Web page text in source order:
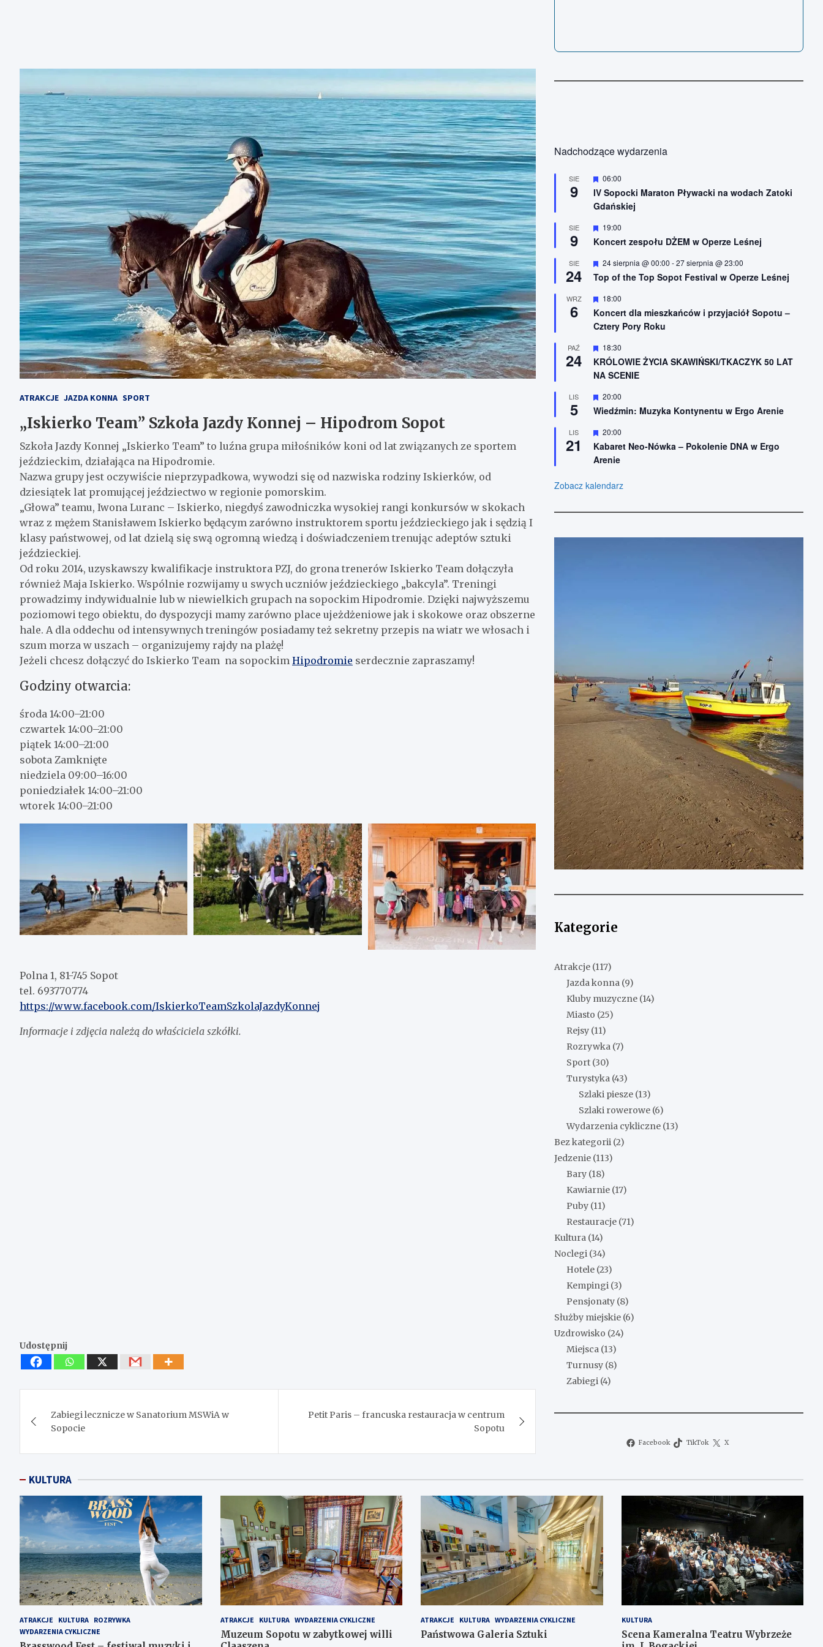
ATRAKCJE JAZDA KONNA SPORT
„Iskierko Team” Szkoła Jazdy Konnej – Hipodrom Sopot
Szkoła Jazdy Konnej „Iskierko Team” to luźna grupa miłośników koni od lat związanych ze sportem
jeździeckim, działająca na Hipodromie.
Nazwa grupy jest oczywiście nieprzypadkowa, wywodzi się od nazwiska rodziny Iskierków, od
dziesiątek lat promującej jeździectwo w regionie pomorskim.
„Głowa” teamu, Iwona Luranc – Iskierko, niegdyś zawodniczka wysokiej rangi konkursów w skokach
wraz z mężem Stanisławem Iskierko będącym zarówno instruktorem sportu jeździeckiego jak i sędzią I
klasy państwowej, od lat dzielą się swą ogromną wiedzą i doświadczeniem trenując adeptów sztuki
jeździeckiej.
Od roku 2014, uzyskawszy kwalifikacje instruktora PZJ, do grona trenerów Iskierko Team dołączyła
również Maja Iskierko. Wspólnie rozwijamy u swych uczniów jeździeckiego „bakcyla”. Treningi
prowadzimy indywidualnie lub w niewielkich grupach na sopockim Hipodromie. Dzięki najwyższemu
poziomowi tego obiektu, do dyspozycji mamy zarówno place ujeżdżeniowe jak i skokowe oraz obszerne
hale. A dla oddechu od intensywnych treningów posiadamy też sekretny przepis na wiatr we włosach i
szum morza w uszach – organizujemy rajdy na plażę!
Jeżeli chcesz dołączyć do Iskierko Team na sopockim Hipodromie serdecznie zapraszamy!
Godziny otwarcia:
środa 14:00–21:00
czwartek 14:00–21:00
piątek 14:00–21:00
sobota Zamknięte
niedziela 09:00–16:00
poniedziałek 14:00–21:00
wtorek 14:00–21:00
Polna 1, 81-745 Sopot
tel. 693770774
https://www.facebook.com/IskierkoTeamSzkolaJazdyKonnej
Informacje i zdjęcia należą do właściciela szkółki.
Udostępnij
wpisu
Zabiegi lecznicze w Sanatorium MSWiA w
Sopocie
Petit Paris – francuska restauracja w centrum
Sopotu
Nadchodzące wydarzenia
SIE
9
W
y
r
ó
n
o
e
06:00
IV Sopocki Maraton Pływacki na wodach Zatoki
Gdańskiej
SIE
9
W
r
ż
n
i
o
n
e
19:00
Koncert zespołu DŻEM w Operze Leśnej
SIE
24
W
r
ż
n
o
e
24 sierpnia @ 00:00 -27 sierpnia @ 23:00
Top of the Top Sopot Festival w Operze Leśnej
WRZ
6
W
r
ó
n
i
o
n
18:00
Koncert dla mieszkańców i przyjaciół Sopotu –
Cztery Pory Roku
PAŹ
24
W
y
r
ó
n
i
o
e
18:30
KRÓLOWIE ŻYCIA SKAWIŃSKI/TKACZYK 50 LAT
NA SCENIE
LIS
5
W
y
r
ż
n
o
e
20:00
Wiedźmin: Muzyka Kontynentu w Ergo Arenie
LIS
21
W
y
r
ó
i
n
20:00
Kabaret Neo-Nówka – Pokolenie DNA w Ergo
Arenie
Zobacz kalendarz
Kategorie
Atrakcje (117)
Jazda konna (9)
Kluby muzyczne (14)
Miasto (25)
Rejsy (11)
Rozrywka (7)
Sport (30)
Turystyka (43)
Szlaki piesze (13)
Szlaki rowerowe (6)
Wydarzenia cykliczne (13)
Bez kategorii (2)
Jedzenie (113)
Bary (18)
Kawiarnie (17)
Puby (11)
Restauracje (71)
Kultura (14)
Noclegi (34)
Hotele (23)
Kempingi (3)
Pensjonaty (8)
Służby miejskie (6)
Uzdrowisko (24)
Miejsca (13)
Turnusy (8)
Zabiegi (4)
Facebook TikTok X
KULTURA
ATRAKCJE KULTURA ROZRYWKA
WYDARZENIA CYKLICZNE
ATRAKCJE KULTURA WYDARZENIA CYKLICZNE
Muzeum Sopotu w zabytkowej willi
ATRAKCJE KULTURA WYDARZENIA CYKLICZNE
Państwowa Galeria Sztuki
KULTURA
Scena Kameralna Teatru Wybrzeże